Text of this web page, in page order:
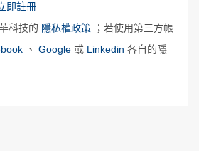
即註冊
科技的 隱私權政策 ；若使用第三方帳
、 Google 或 Linkedin 各自的隱